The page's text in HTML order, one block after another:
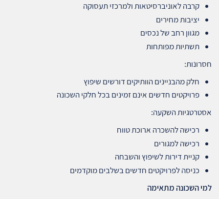
קרבה לאוניברסיטאות ולמרכזי תעסוקה
יציבות מחירים
מגוון רחב של נכסים
תשתיות מפותחות
חסרונות:
חלק מהבניינים הוותיקים דורשים שיפוץ
פרויקטים חדשים אינם זמינים בכל חלקי השכונה
אסטרטגיות השקעה:
רכישה להשכרה ארוכת טווח
רכישה למגורים
קניית דירות לשיפוץ והשבחה
כניסה לפרויקטים חדשים בשלבים מוקדמים
למי השכונה מתאימה